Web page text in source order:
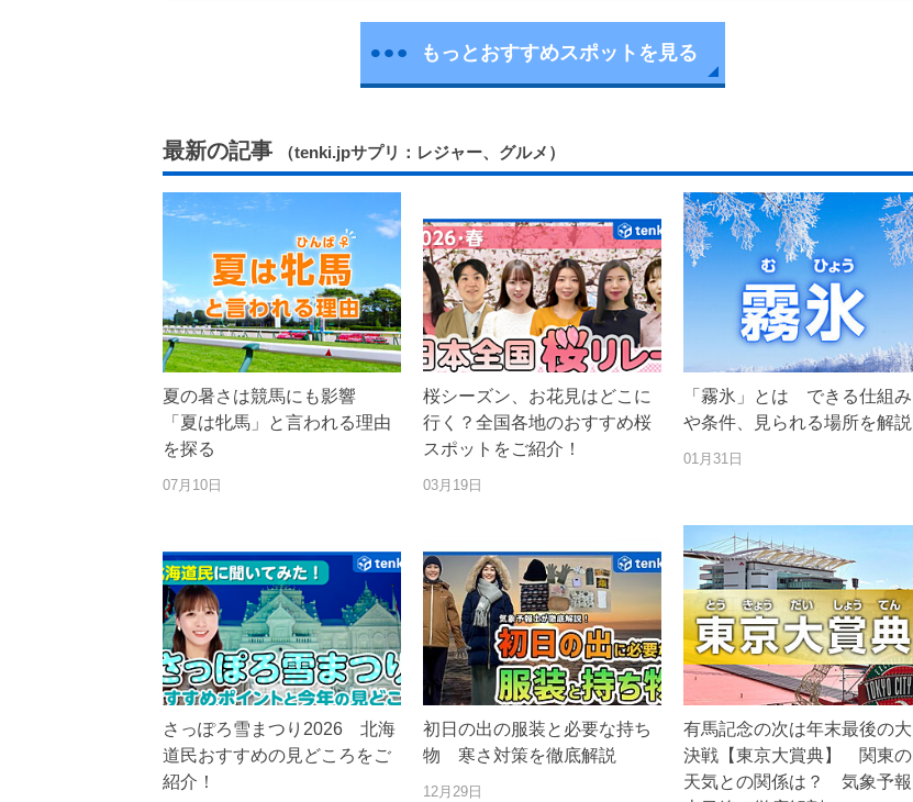
もっとおすすめスポットを見る
最新の記事 （tenki.jpサプリ：レジャー、グルメ）
夏の暑さは競馬にも影響
「夏は牝馬」と言われる理由
を探る
07月10日
桜シーズン、お花見はどこに
行く？全国各地のおすすめ桜
スポットをご紹介！
03月19日
「霧氷」とは できる仕組み
や条件、見られる場所を解説
01月31日
さっぽろ雪まつり2026 北海
道民おすすめの見どころをご
紹介！
初日の出の服装と必要な持ち
物 寒さ対策を徹底解説
12月29日
有馬記念の次は年末最後の大
決戦【東京大賞典】 関東の
天気との関係は？ 気象予報